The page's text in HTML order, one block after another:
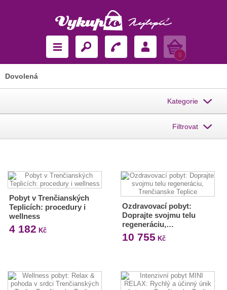
Košík
0
Dovolená
Kategorie
Filtrovat
Pobyt v Trenčianských
Teplicích: procedury i
wellness
4 182 Kč
Ozdravovací pobyt:
Doprajte svojmu telu
regeneráciu,…
10 755 Kč